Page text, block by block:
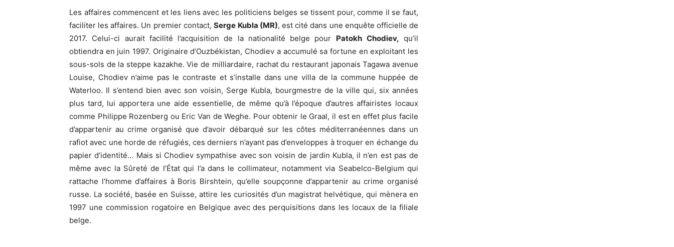
Les affaires commencent et les liens avec les politiciens belges se tissent pour, comme il se faut,
faciliter les affaires. Un premier contact, Serge Kubla (MR), est cité dans une enquête officielle de
2017. Celui-ci aurait facilité l’acquisition de la nationalité belge pour Patokh Chodiev, qu’il
obtiendra en juin 1997. Originaire d’Ouzbékistan, Chodiev a accumulé sa fortune en exploitant les
sous-sols de la steppe kazakhe. Vie de milliardaire, rachat du restaurant japonais Tagawa avenue
Louise, Chodiev n’aime pas le contraste et s’installe dans une villa de la commune huppée de
Waterloo. Il s’entend bien avec son voisin, Serge Kubla, bourgmestre de la ville qui, six années
plus tard, lui apportera une aide essentielle, de même qu’à l’époque d’autres affairistes locaux
comme Philippe Rozenberg ou Eric Van de Weghe. Pour obtenir le Graal, il est en effet plus facile
d’appartenir au crime organisé que d’avoir débarqué sur les côtes méditerranéennes dans un
rafiot avec une horde de réfugiés, ces derniers n’ayant pas d’enveloppes à troquer en échange du
papier d’identité… Mais si Chodiev sympathise avec son voisin de jardin Kubla, il n’en est pas de
même avec la Sûreté de l’État qui l’a dans le collimateur, notamment via Seabelco-Belgium qui
rattache l’homme d’affaires à Boris Birshtein, qu’elle soupçonne d’appartenir au crime organisé
russe. La société, basée en Suisse, attire les curiosités d’un magistrat helvétique, qui mènera en
1997 une commission rogatoire en Belgique avec des perquisitions dans les locaux de la filiale
belge.